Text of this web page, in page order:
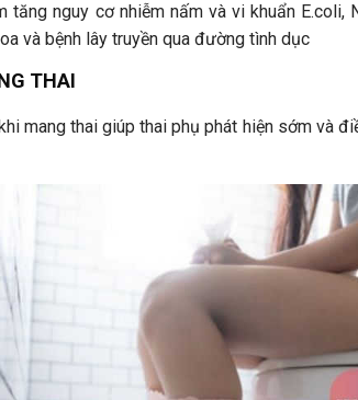
nguy cơ nhiễm nấm và vi khuẩn E.coli,
và bệnh lây truyền qua đường tình dục
THAI
mang thai giúp thai phụ phát hiện sớm và